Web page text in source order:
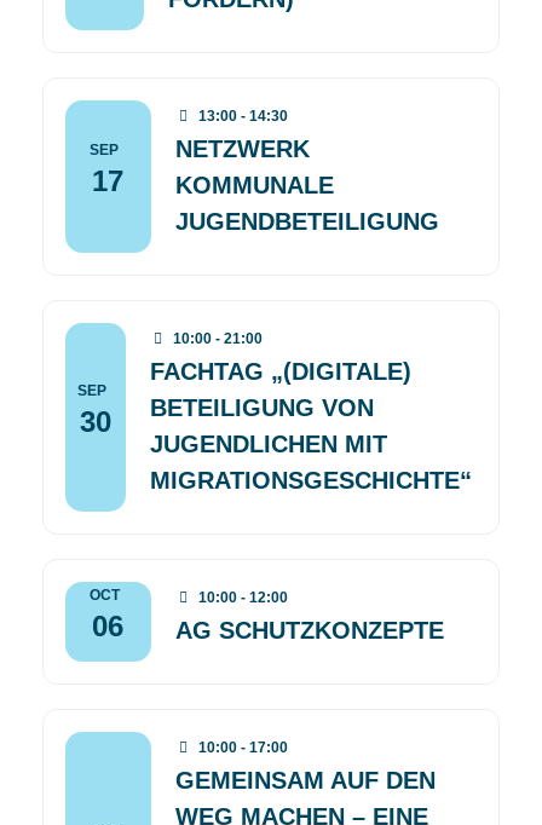
SEP
17
13:00 - 14:30
NETZWERK
KOMMUNALE
JUGENDBETEILIGUNG
SEP
30
10:00 - 21:00
FACHTAG „(DIGITALE)
BETEILIGUNG VON
JUGENDLICHEN MIT
MIGRATIONSGESCHICHTE“
OCT
06
10:00 - 12:00
AG SCHUTZKONZEPTE
10:00 - 17:00
GEMEINSAM AUF DEN
WEG MACHEN – EINE